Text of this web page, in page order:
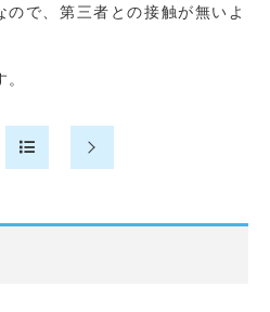
で、第三者との接触が無いよ